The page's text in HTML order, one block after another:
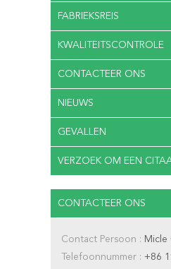
FABRIEKSREIS
KWALITEITSCONTROLE
CONTACTEER ONS
NIEUWS
GEVALLEN
VERZOEK OM EEN
CONTACTEER ONS
Contact Persoon : Micle
Telefoonnummer : +86